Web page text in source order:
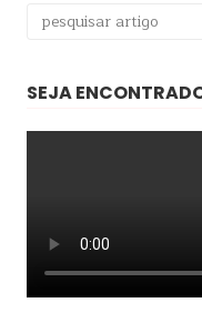
Pesquisar
SEJA